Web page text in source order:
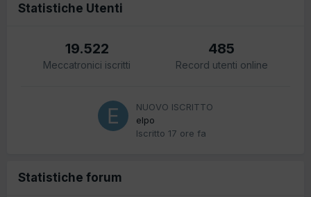
Statistiche Utenti
19.522
Meccatronici iscritti
485
Record utenti online
NUOVO ISCRITTO
elpo
Iscritto 17 ore fa
Statistiche forum